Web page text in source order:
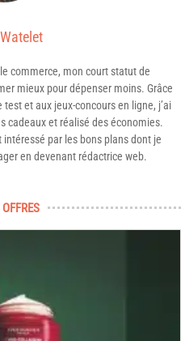
commerce, mon court statut de
mieux pour dépenser moins. Grâce
et aux jeux-concours en ligne, j’ai
cadeaux et réalisé des économies.
par les bons plans dont je
en devenant rédactrice web.